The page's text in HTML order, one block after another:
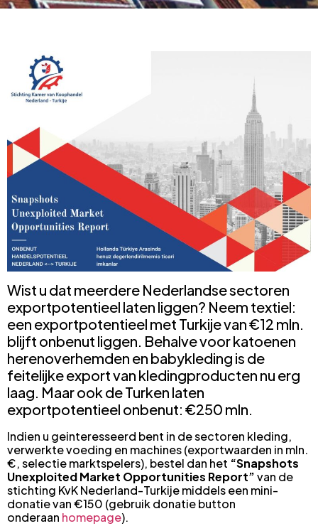
Wist u dat meerdere Nederlandse sectoren
exportpotentieel laten liggen? Neem textiel:
een exportpotentieel met Turkije van €12 mln.
blijft onbenut liggen. Behalve voor katoenen
herenoverhemden en babykleding is de
feitelijke export van kledingproducten nu erg
laag. Maar ook de Turken laten
exportpotentieel onbenut: €250 mln.
Indien u geinteresseerd bent in de sectoren kleding,
verwerkte voeding en machines (exportwaarden in mln.
€, selectie marktspelers), bestel dan het “Snapshots
Unexploited Market Opportunities Report”van de
stichting KvK Nederland-Turkije middels een mini-
donatie van €150 (gebruik donatie button
onderaan homepage).